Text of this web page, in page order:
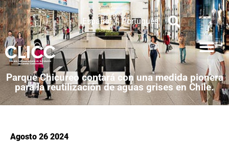
Español Português
Parque Chicureo contará con una medida pionera
para la reutilización de aguas grises en Chile.
Agosto 26 2024